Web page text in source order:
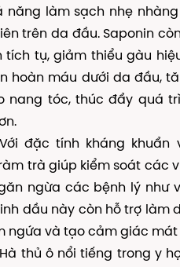
năng làm sạch nhẹ
trên da đầu. Saponin
tụ, giảm thiểu gàu
hoàn máu dưới da đầu,
nang tóc, thúc đẩy quá
đặc tính kháng khuẩn
trà giúp kiểm soát các
ngừa các bệnh lý như
dầu này còn hỗ trợ làm
ngứa và tạo cảm giác mát
thủ ô nổi tiếng trong y